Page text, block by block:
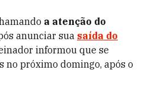
a atenção do
anunciar sua saída do
informou que se
no próximo domingo, após o